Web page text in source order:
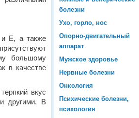
и Е, а также
большому
в качестве
вкус
другими. В
болезни
Ухо, горло, нос
Опорно-двигательный
аппарат
Мужское здоровье
Нервные болезни
Онкология
Психические болезни,
психология